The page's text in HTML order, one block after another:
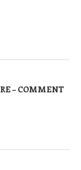
– COMMENT